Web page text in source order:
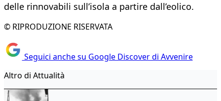
delle rinnovabili sull’isola a partire dall’eolico.
© RIPRODUZIONE RISERVATA
Seguici anche su Google Discover di Avvenire
Altro di Attualità